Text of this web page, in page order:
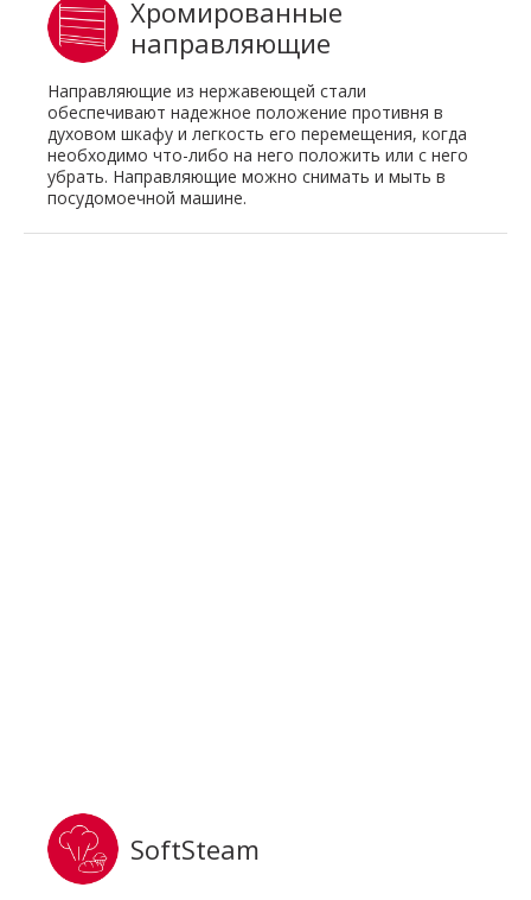
Хромированные
направляющие
Направляющие из нержавеющей стали
обеспечивают надежное положение противня в
духовом шкафу и легкость его перемещения, когда
необходимо что-либо на него положить или с него
убрать. Направляющие можно снимать и мыть в
посудомоечной машине.
SoftSteam